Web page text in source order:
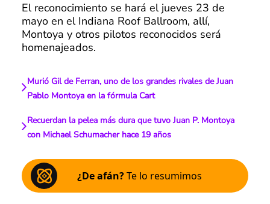
El reconocimiento se hará el jueves 23 de
mayo en el Indiana Roof Ballroom, allí,
Montoya y otros pilotos reconocidos será
homenajeados.
Murió Gil de Ferran, uno de los grandes rivales de Juan
Pablo Montoya en la fórmula Cart
Recuerdan la pelea más dura que tuvo Juan P. Montoya
con Michael Schumacher hace 19 años
¿De afán?Te lo resumimos